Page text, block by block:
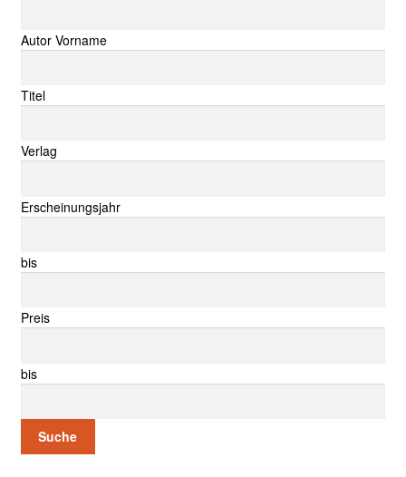
Autor Vorname
Titel
Verlag
Erscheinungsjahr
bis
Preis
bis
Suche